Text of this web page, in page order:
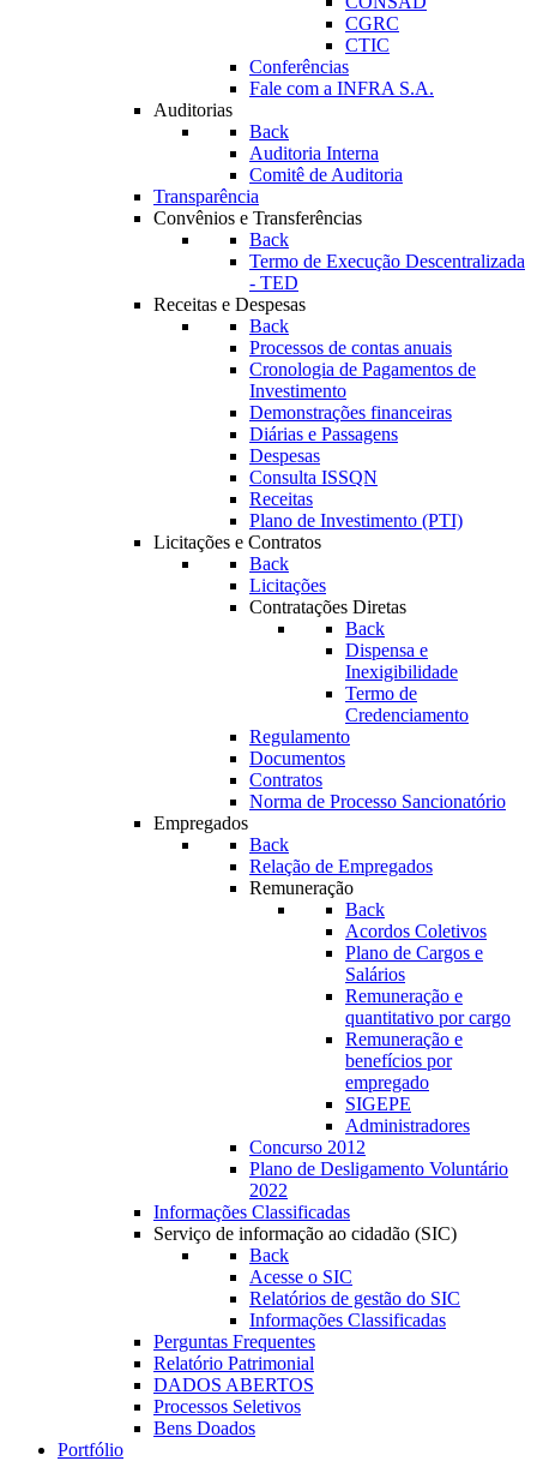
CGRC
CTIC
Conferências
Fale com a INFRA S.A.
Auditorias
Back
Auditoria Interna
Comitê de Auditoria
Transparência
Convênios e Transferências
Back
Termo de Execução Descentralizada
- TED
Receitas e Despesas
Back
Processos de contas anuais
Cronologia de Pagamentos de
Investimento
Demonstrações financeiras
Diárias e Passagens
Despesas
Consulta ISSQN
Receitas
Plano de Investimento (PTI)
Licitações e Contratos
Back
Licitações
Contratações Diretas
Back
Dispensa e
Inexigibilidade
Termo de
Credenciamento
Regulamento
Documentos
Contratos
Norma de Processo Sancionatório
Empregados
Back
Relação de Empregados
Remuneração
Back
Acordos Coletivos
Plano de Cargos e
Salários
Remuneração e
quantitativo por cargo
Remuneração e
benefícios por
empregado
SIGEPE
Administradores
Concurso 2012
Plano de Desligamento Voluntário
2022
Informações Classificadas
Serviço de informação ao cidadão (SIC)
Back
Acesse o SIC
Relatórios de gestão do SIC
Informações Classificadas
Perguntas Frequentes
Relatório Patrimonial
DADOS ABERTOS
Processos Seletivos
Bens Doados
Portfólio